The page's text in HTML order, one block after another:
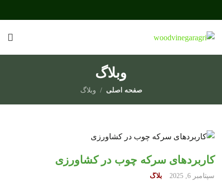
وبلاگ
صفحه اصلی وبلاگ
کاربردهای سرکه چوب در کشاورزی
سپتامبر 6, 2025 بلاگ